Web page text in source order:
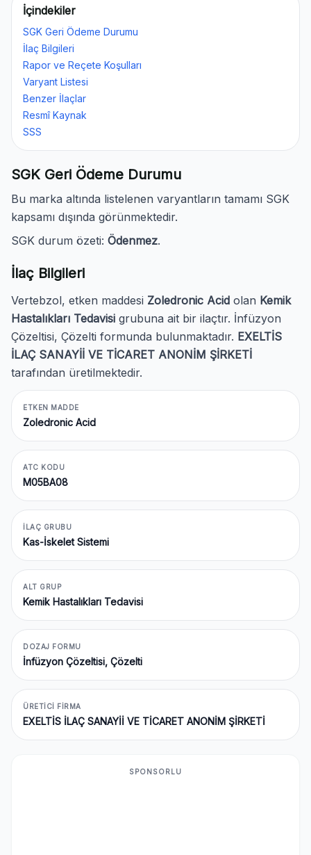
İçindekiler
SGK Geri Ödeme Durumu
İlaç Bilgileri
Rapor ve Reçete Koşulları
Varyant Listesi
Benzer İlaçlar
Resmî Kaynak
SSS
SGK Geri Ödeme Durumu
Bu marka altında listelenen varyantların tamamı SGK
kapsamı dışında görünmektedir.
SGK durum özeti: Ödenmez.
İlaç Bilgileri
Vertebzol, etken maddesi Zoledronic Acid olan Kemik
Hastalıkları Tedavisi grubuna ait bir ilaçtır. İnfüzyon
Çözeltisi, Çözelti formunda bulunmaktadır. EXELTİS
İLAÇ SANAYİİ VE TİCARET ANONİM ŞİRKETİ
tarafından üretilmektedir.
ETKEN MADDE
Zoledronic Acid
ATC KODU
M05BA08
İLAÇ GRUBU
Kas-İskelet Sistemi
ALT GRUP
Kemik Hastalıkları Tedavisi
DOZAJ FORMU
İnfüzyon Çözeltisi, Çözelti
ÜRETICI FIRMA
EXELTİS İLAÇ SANAYİİ VE TİCARET ANONİM ŞİRKETİ
SPONSORLU